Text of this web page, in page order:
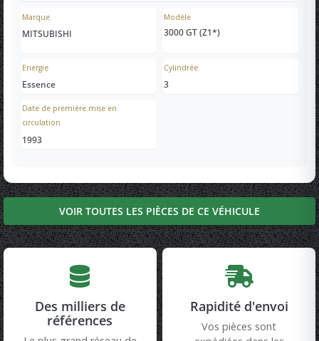
Marque
MITSUBISHI
Modèle
3000 GT (Z1*)
Energie
Essence
Cylindrée
3
Date de première mise en
circulation
1993
VOIR TOUTES LES PIÈCES DE CE VÉHICULE
Des milliers de
références
Rapidité d'envoi
Vos pièces sont